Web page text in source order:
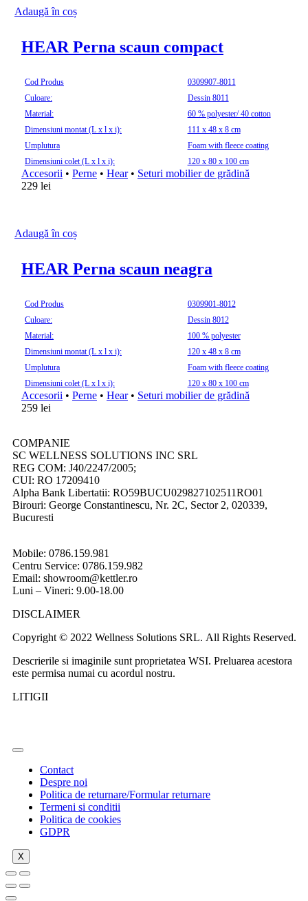
Adaugă în coș
HEAR Perna scaun compact
Cod Produs
0309907-8011
Culoare:
Dessin 8011
Material:
60 % polyester/ 40 cotton
Dimensiuni montat (L x l x i):
111 x 48 x 8 cm
Umplutura
Foam with fleece coating
Dimensiuni colet (L x l x i):
120 x 80 x 100 cm
Accesorii • Perne • Hear• Seturi mobilier de grădină
229 lei
Adaugă în coș
HEAR Perna scaun neagra
Cod Produs
0309901-8012
Culoare:
Dessin 8012
Material:
100 % polyester
Dimensiuni montat (L x l x i):
120 x 48 x 8 cm
Umplutura
Foam with fleece coating
Dimensiuni colet (L x l x i):
120 x 80 x 100 cm
Accesorii • Perne • Hear• Seturi mobilier de grădină
259 lei
COMPANIE
SC WELLNESS SOLUTIONS INC SRL
REG COM: J40/2247/2005;
CUI: RO 17209410
Alpha Bank Libertatii: RO59BUCU029827102511RO01
Birouri: George Constantinescu, Nr. 2C, Sector 2, 020339,
Bucuresti
Mobile: 0786.159.981
Centru Service: 0786.159.982
Email: showroom@kettler.ro
Luni – Vineri: 9.00-18.00
DISCLAIMER
Copyright © 2022 Wellness Solutions SRL. All Rights Reserved.
Descrierile si imaginile sunt proprietatea WSI. Preluarea acestora
este permisa numai cu acordul nostru.
LITIGII
Contact
Despre noi
Politica de returnare/Formular returnare
Termeni si conditii
Politica de cookies
GDPR
X